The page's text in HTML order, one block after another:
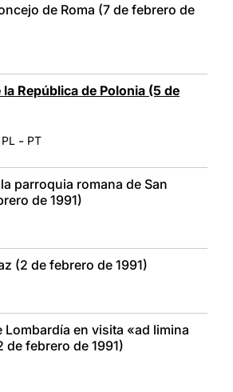
de Roma (7 de febrero de
República de Polonia (5 de
PL - PT
parroquia romana de San
de 1991)
(2 de febrero de 1991)
en visita «ad limina
febrero de 1991)